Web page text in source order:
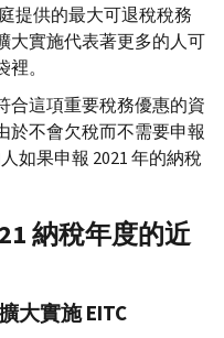
提供的最大可退稅稅務
大實施代表著更多的人可
。
合這項重要稅務優惠的資
於不會欠稅而不需要申報
如果申報 2021 年的納稅
納稅年度的近
大實施EITC